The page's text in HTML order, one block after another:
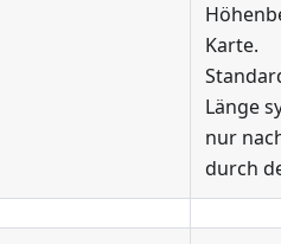
Karte.
Länge
nur
durch